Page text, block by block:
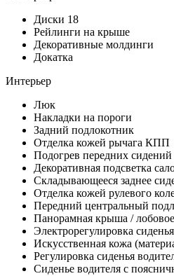
Диски 18
Рейлинги на крыше
Декоративные молдинги
Докатка
Интерьер
Люк
Накладки на пороги
Задний подлокотник
Отделка кожей рычага КПП
Подогрев передних сидений
Декоративная подсветка
Складывающееся заднее
Отделка кожей рулевого
Передний центральный
Панорамная крыша /
Электрорегулировка
Искусственная кожа
Регулировка сиденья
Сиденье водителя с